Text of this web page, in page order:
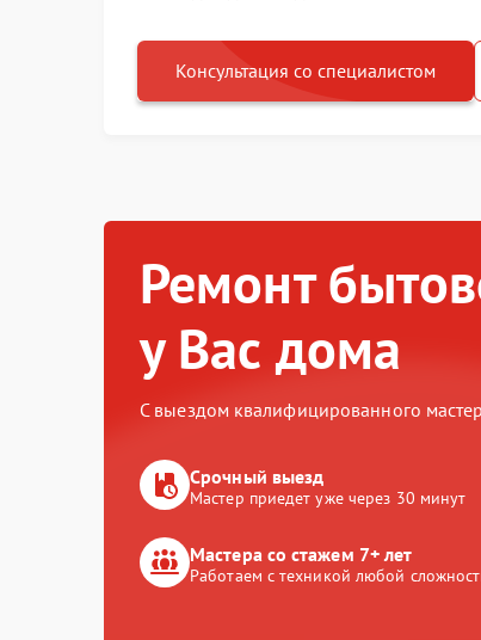
Консультация со специалистом
Ремонт
у Вас дома
С выездом квалифицированного
Срочный выезд
Мастер приедет уже через 30 минут
Мастера со стажем 7+ лет
Работаем с техникой любой